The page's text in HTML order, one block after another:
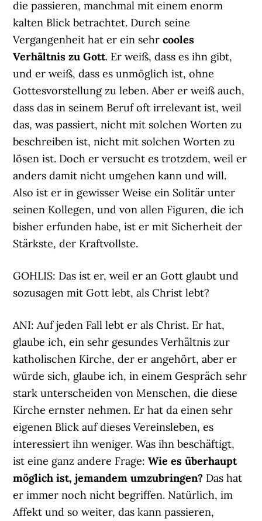
die passieren, manchmal mit einem enorm
kalten Blick betrachtet. Durch seine
Vergangenheit hat er ein sehrcooles
Verhältnis zu Gott. Er weiß, dass es ihn gibt,
und er weiß, dass es unmöglich ist, ohne
Gottesvorstellung zu leben. Aber er weiß auch,
dass das in seinem Beruf oft irrelevant ist, weil
das, was passiert, nicht mit solchen Worten zu
beschreiben ist, nicht mit solchen Worten zu
lösen ist. Doch er versucht es trotzdem, weil er
anders damit nicht umgehen kann und will.
Also ist er in gewisser Weise ein Solitär unter
seinen Kollegen, und von allen Figuren, die ich
bisher erfunden habe, ist er mit Sicherheit der
Stärkste, der Kraftvollste.
GOHLIS: Das ist er, weil er an Gott glaubt und
sozusagen mit Gott lebt, als Christ lebt?
ANI: Auf jeden Fall lebt er als Christ. Er hat,
glaube ich, ein sehr gesundes Verhältnis zur
katholischen Kirche, der er angehört, aber er
würde sich, glaube ich, in einem Gespräch sehr
stark unterscheiden von Menschen, die diese
Kirche ernster nehmen. Er hat da einen sehr
eigenen Blick auf dieses Vereinsleben, es
interessiert ihn weniger. Was ihn beschäftigt,
ist eine ganz andere Frage:Wie es überhaupt
möglich ist, jemandem umzubringen? Das hat
er immer noch nicht begriffen. Natürlich, im
Affekt und so weiter, das kann passieren,